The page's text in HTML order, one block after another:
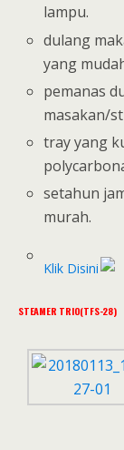
lampu.
dulang
yang
pemanas
masakan/
tray yang
setahun
murah.
STEAMER TRIO(TFS-28)